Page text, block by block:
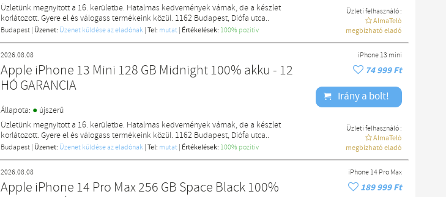
Üzletünk megnyitott a 16. kerületbe. Hatalmas kedvemények várnak, de a készlet
korlátozott. Gyere el és válogass termékeink közül. 1162 Budapest, Diófa utca..
Budapest Üzenet: Üzenet küldése az eladónak Tel: mutat Értékelések: 100% pozítiv
Üzleti felhasználó :
AlmaTeló
megbízható eladó
2026.08.08
Apple iPhone 13 Mini 128 GB Midnight 100% akku - 12
HÓ GARANCIA
Állapota: ● újszerű
Üzletünk megnyitott a 16. kerületbe. Hatalmas kedvemények várnak, de a készlet
korlátozott. Gyere el és válogass termékeink közül. 1162 Budapest, Diófa utca..
Budapest Üzenet: Üzenet küldése az eladónak Tel: mutat Értékelések: 100% pozítiv
iPhone 13 mini
74 999 Ft
Irány a bolt!
Üzleti felhasználó :
AlmaTeló
megbízható eladó
2026.08.08
Apple iPhone 14 Pro Max 256 GB Space Black 100%
iPhone 14 Pro Max
189 999 Ft